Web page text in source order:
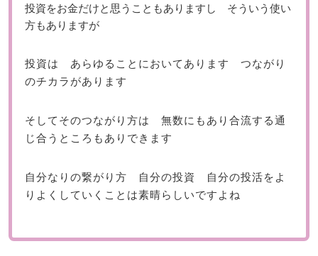
投資をお金だけと思うこともありますし そういう使い
方もありますが
投資は あらゆることにおいてあります つながり
のチカラがあります
そしてそのつながり方は 無数にもあり合流する通
じ合うところもありできます
自分なりの繋がり方 自分の投資 自分の投活をよ
りよくしていくことは素晴らしいですよね